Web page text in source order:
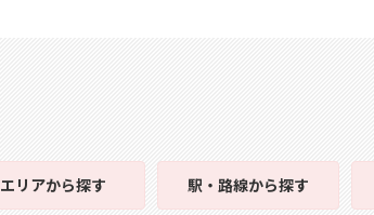
エリアから探す 駅・路線から探す